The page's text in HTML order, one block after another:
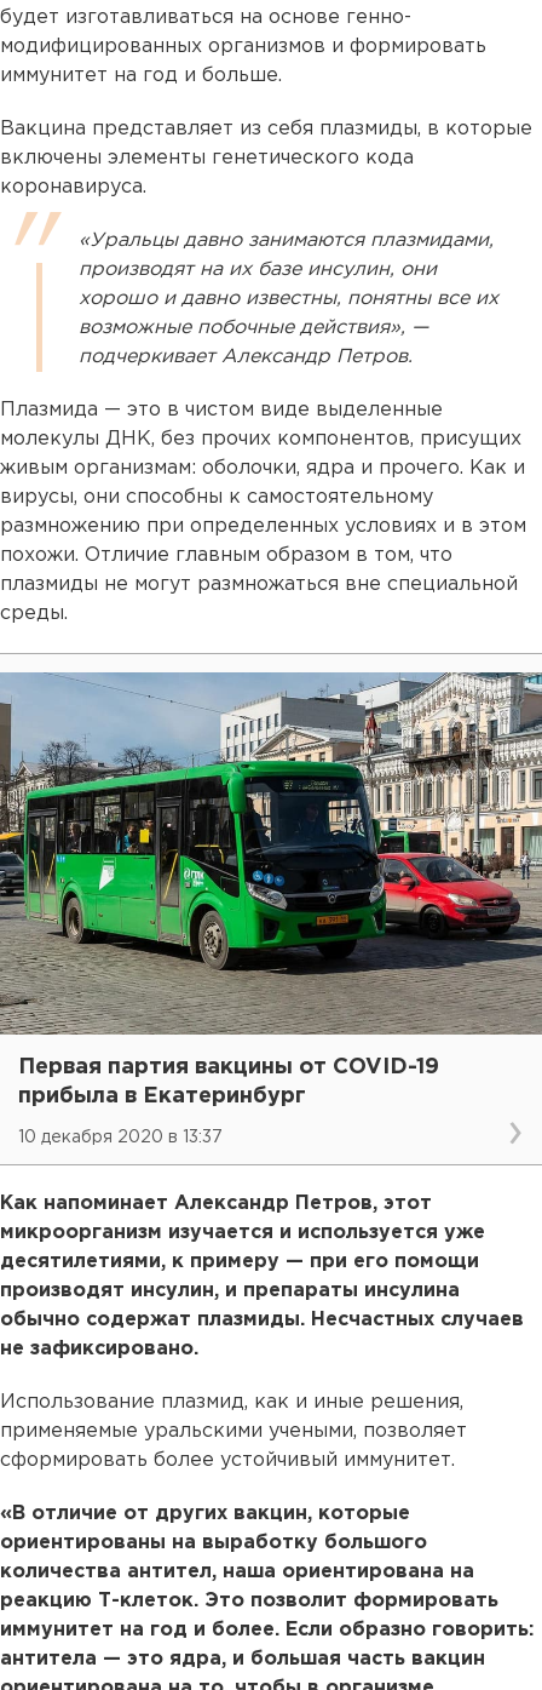
будет изготавливаться на основе генно-
модифицированных организмов и формировать
иммунитет на год и больше.
Вакцина представляет из себя плазмиды, в которые
включены элементы генетического кода
коронавируса.
«Уральцы давно занимаются плазмидами,
производят на их базе инсулин, они
хорошо и давно известны, понятны все их
возможные побочные действия», —
подчеркивает Александр Петров.
Плазмида — это в чистом виде выделенные
молекулы ДНК, без прочих компонентов, присущих
живым организмам: оболочки, ядра и прочего. Как и
вирусы, они способны к самостоятельному
размножению при определенных условиях и в этом
похожи. Отличие главным образом в том, что
плазмиды не могут размножаться вне специальной
среды.
Первая партия вакцины от COVID-19
прибыла в Екатеринбург
10 декабря 2020 в 13:37
Как напоминает Александр Петров, этот
микроорганизм изучается и используется уже
десятилетиями, к примеру — при его помощи
производят инсулин, и препараты инсулина
обычно содержат плазмиды. Несчастных случаев
не зафиксировано.
Использование плазмид, как и иные решения,
применяемые уральскими учеными, позволяет
сформировать более устойчивый иммунитет.
«В отличие от других вакцин, которые
ориентированы на выработку большого
количества антител, наша ориентирована на
реакцию Т-клеток. Это позволит формировать
иммунитет на год и более. Если образно говорить:
антитела — это ядра, и большая часть вакцин